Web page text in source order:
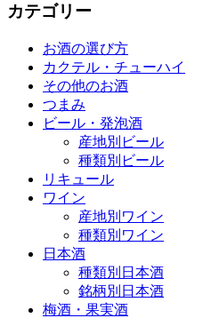
カテゴリー
お酒の選び方
カクテル・チューハイ
その他のお酒
つまみ
ビール・発泡酒
産地別ビール
種類別ビール
リキュール
ワイン
産地別ワイン
種類別ワイン
日本酒
種類別日本酒
銘柄別日本酒
梅酒・果実酒